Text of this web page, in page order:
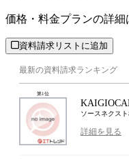
価格・料金プランの詳細
資料請求リストに追加
最新の資料請求ランキング
第1位
ソースネクス
詳細を見る